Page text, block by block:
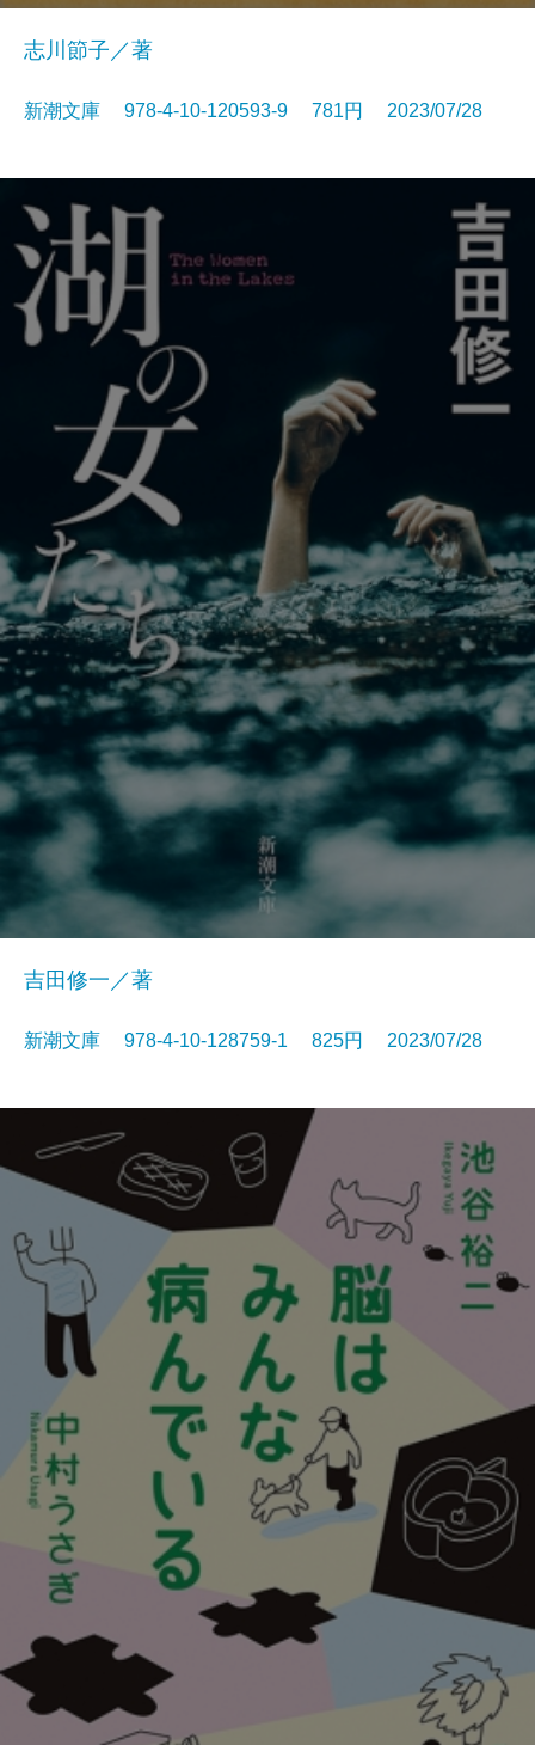
志川節子／著
新潮文庫 978-4-10-120593-9 781円 2023/07/28
吉田修一／著
新潮文庫 978-4-10-128759-1 825円 2023/07/28